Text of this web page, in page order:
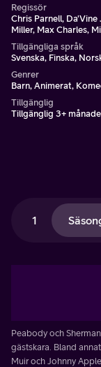
Regissör
Chris Parnell,
Miller, Max Charles,
Tillgängliga språk
Svenska, Finska,
Genrer
Barn, Animerat,
Tillgänglig
Tillgänglig 3+
1
Peabody och
gästskara. Bland
Muir och Johnny